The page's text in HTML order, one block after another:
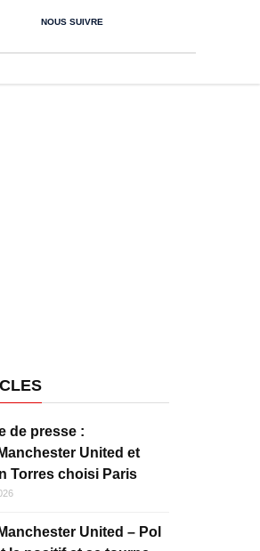
NOUS SUIVRE
de presse :
United et
Torres choisi Paris
United – Pol